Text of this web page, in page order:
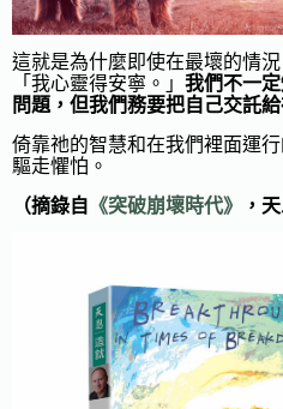
這就是為什麼即使在最壞的情
「我心靈得安寧。」 我們不一
問題，但我們務要把自己交託給
倚靠祂的智慧和在我們裡面運
驅走懼怕。
（摘錄自 《突破崩壞時代》 ，